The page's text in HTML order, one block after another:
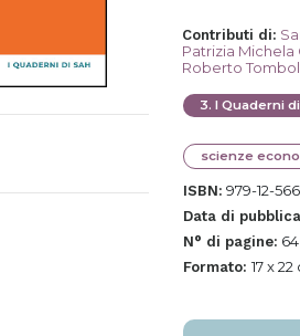
Contributi di:
Patrizia Michela
Roberto
3. I Quaderni
scienze
ISBN: 979-12-
Data di
N° di pagine: 64
Formato: 17 x 22